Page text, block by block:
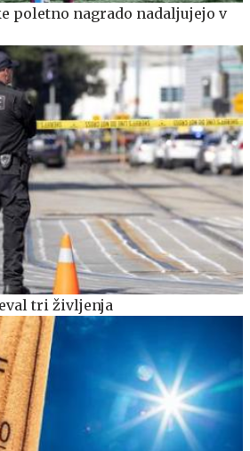
poletno nagrado nadaljujejo v
tri življenja